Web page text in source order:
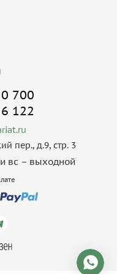
700
122
пер., д.9, стр. 3
вс – выходной